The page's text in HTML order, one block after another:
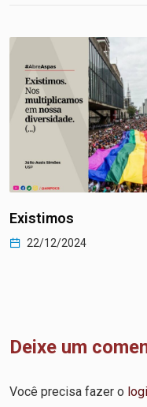
Existimos
22/12/2024
Deixe um
Você precisa fazer o